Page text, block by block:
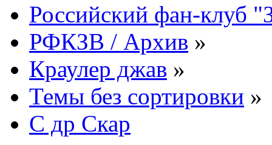
Российский фан-клуб
РФКЗВ / Архив »
Краулер джав »
Темы без сортировки »
С др Скар